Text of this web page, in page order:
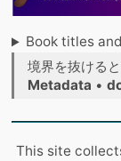
Book titles
境界を抜ける
Metadata •
This site